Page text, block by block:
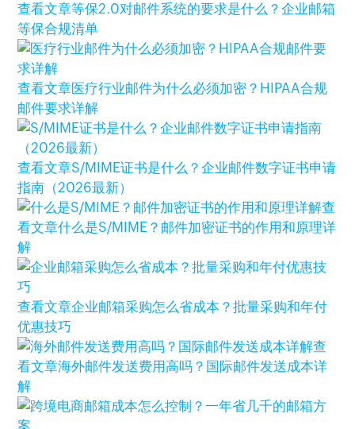
查看文章等保2.0对邮件系统的要求是什么？企业邮箱
等保合规清单
查看文章医疗行业邮件为什么必须加密？HIPAA合规
邮件要求详解
查看文章S/MIME证书是什么？企业邮件数字证书申请
指南（2026最新）
查
看文章什么是S/MIME？邮件加密证书的作用和原理详
解
查看文章企业邮箱采购怎么省成本？批量采购和年付
优惠技巧
查
看文章海外邮件发送费用高吗？国际邮件发送成本详
解